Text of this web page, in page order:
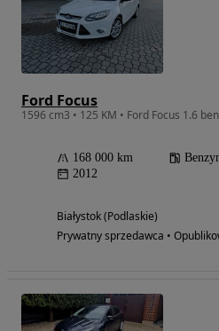
Ford Focus
1596 cm3 • 125 KM • Ford Focus 1.6
168 000 km
2012
Białystok (Podlaskie)
Prywatny sprzedawca •